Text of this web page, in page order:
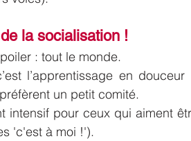
la socialisation !
: tout le monde.
l’apprentissage en
un petit comité.
intensif pour ceux qui aiment
'c'est à moi !').